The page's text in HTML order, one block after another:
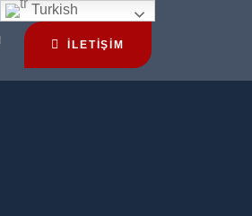
İLETİŞİM
Turkish